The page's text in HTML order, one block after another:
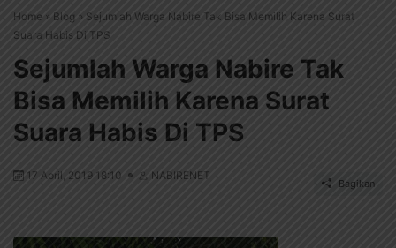
Home » Blog » Sejumlah Warga Nabire Tak Bisa Memilih Karena Surat
Suara Habis Di TPS
Sejumlah Warga Nabire Tak
Bisa Memilih Karena Surat
Suara Habis Di TPS
17 April, 2019 18:10 NABIRENET
Bagikan